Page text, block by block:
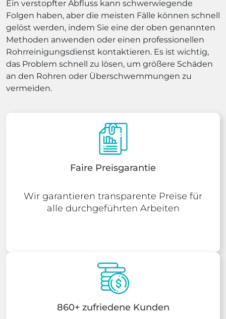
Ein verstopfter Abfluss kann schwerwiegende
Folgen haben, aber die meisten Fälle können schnell
gelöst werden, indem Sie eine der oben genannten
Methoden anwenden oder einen professionellen
Rohrreinigungsdienst kontaktieren. Es ist wichtig,
das Problem schnell zu lösen, um größere Schäden
an den Rohren oder Überschwemmungen zu
vermeiden.
Faire Preisgarantie
Wir garantieren transparente Preise für
alle durchgeführten Arbeiten
860+ zufriedene Kunden